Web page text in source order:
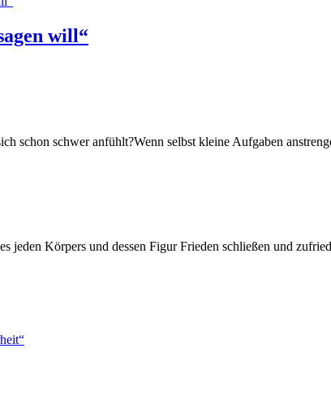
will“
schon schwer anfühlt?Wenn selbst kleine Aufgaben
jeden Körpers und dessen Figur Frieden schließen und